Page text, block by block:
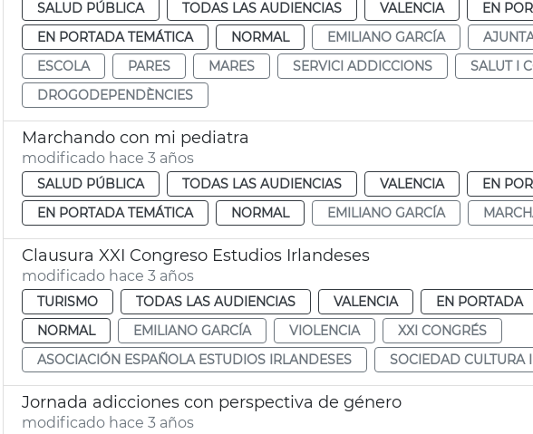
SALUD PÚBLICA TODAS LAS AUDIENCIAS VALENCIA
EN
EN PORTADA TEMÁTICA
NORMAL EMILIANO GARCÍA
ESCOLA
PARES MARES SERVICI ADDICCIONS
SALUT I
DROGODEPENDÈNCIES
Marchando con mi pediatra
modificado hace 3 años
SALUD PÚBLICA TODAS LAS AUDIENCIAS VALENCIA
EN
EN PORTADA TEMÁTICA
NORMAL EMILIANO GARCÍA
Clausura XXI Congreso Estudios Irlandeses
modificado hace 3 años
TURISMO TODAS LAS AUDIENCIAS VALENCIA EN PORTADA
NORMAL
EMILIANO GARCÍA VIOLENCIA
XXI CONGRÉS
ASOCIACIÓN ESPAÑOLA ESTUDIOS IRLANDESES
SOCIEDAD CULTURA
Jornada adicciones con perspectiva de género
modificado hace 3 años